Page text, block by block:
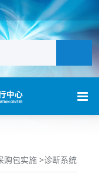
购包实施>诊断系统